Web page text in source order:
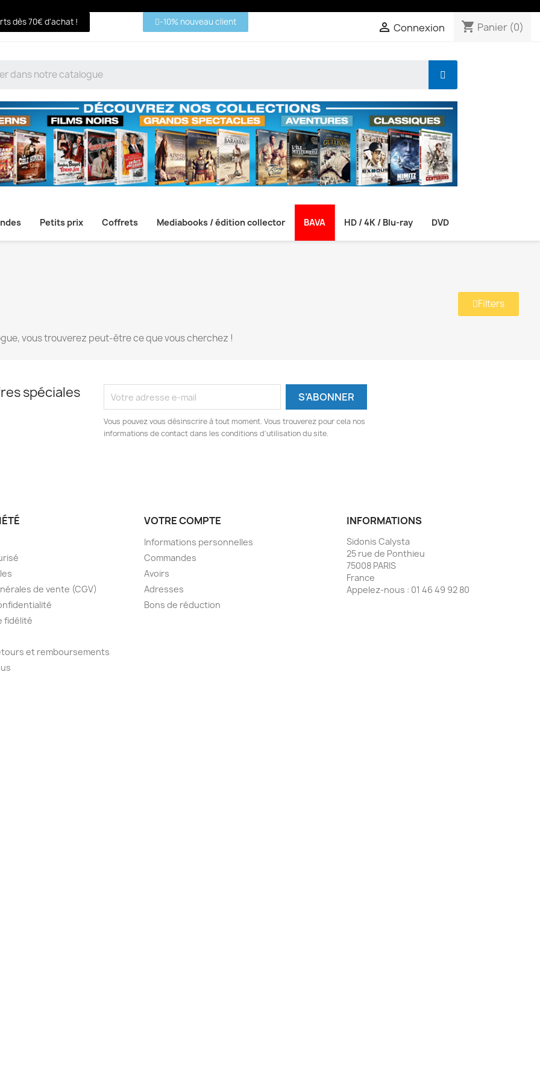
dès 70€ d'achat ! -10% nouveau client  Connexion shopping_cart Panier (0)
Petits prix Coffrets Mediabooks / édition collector BAVA HD / 4K / Blu-ray DVD
Filters
vous trouverez peut-être ce que vous cherchez !
spéciales
Vous pouvez vous désinscrire à tout moment. Vous trouverez pour cela nos
informations de contact dans les conditions d'utilisation du site.
de vente (CGV)
fidélité
et remboursements
VOTRE COMPTE
Informations personnelles
Commandes
Avoirs
Adresses
Bons de réduction
INFORMATIONS
Sidonis Calysta
25 rue de Ponthieu
75008 PARIS
France
Appelez-nous : 01 46 49 92 80